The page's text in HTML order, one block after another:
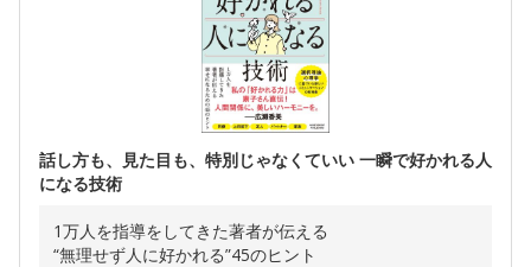
話し方も、見た目も、特別じゃなくていい 一瞬で好かれる人
になる技術
1万人を指導をしてきた著者が伝える
“無理せず人に好かれる”45のヒント